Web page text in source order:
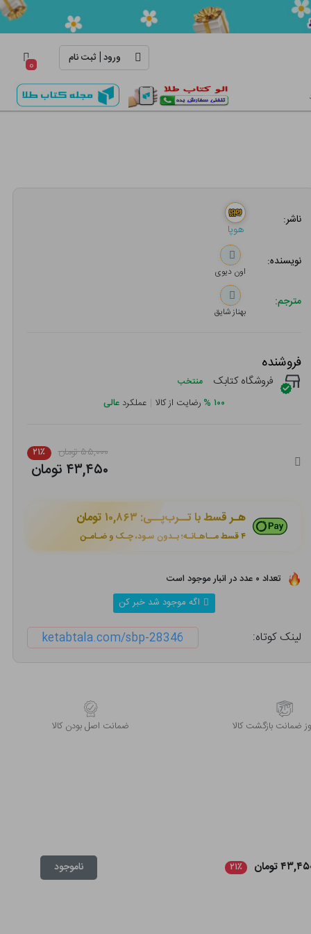
ورود| ثبت نام ۰
ناشر:
هوپا
نویسنده:
اون دیوی
مترجم:
بهناز شایق
فروشنده
فروشگاه کتابک منتخب
۱۰۰ % رضایت از کالا | عملکرد عالی
۵۵,۰۰۰ تومان ۲۱٪
۴۳,۴۵۰ تومان
هـر قسط با تــرب‌پــی: ۱۰,۸۶۳ تومان
۴ قسط مــاهـانـه؛ بـدون سـود، چـک و ضـامـن
تعداد ۰ عدد در انبار موجود است
اگه موجود شد خبر کن
لینک کوتاه: ketabtala.com/sbp-28346
ضمانت بازگشت کالا ﺿﻤﺎﻧﺖ اﺻﻞ ﺑﻮدن ﮐﺎﻟﺎ
تومان ۲۱٪ ناموجود